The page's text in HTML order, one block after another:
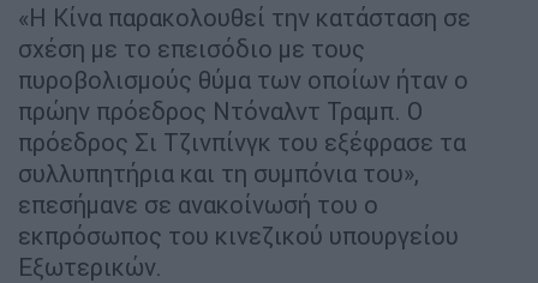
«Η Κίνα παρακολουθεί την κατάσταση σε
σχέση με το επεισόδιο με τους
πυροβολισμούς θύμα των οποίων ήταν ο
πρώην πρόεδρος Ντόναλντ Τραμπ. Ο
πρόεδρος Σι Τζινπίνγκ του εξέφρασε τα
συλλυπητήρια και τη συμπόνια του»,
επεσήμανε σε ανακοίνωσή του ο
εκπρόσωπος του κινεζικού υπουργείου
Εξωτερικών.